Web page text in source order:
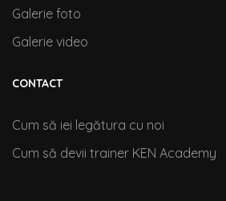
Galerie foto
Galerie video
CONTACT
Cum să iei legătura cu noi
Cum să devii trainer KEN Academy